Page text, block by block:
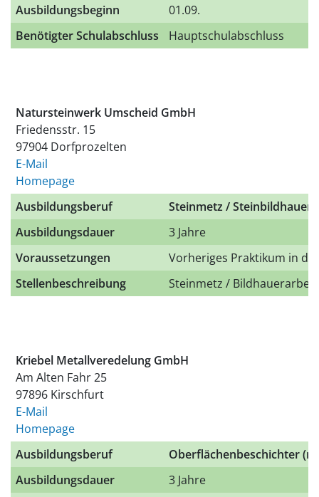
Ausbildungsbeginn
01.09.
Benötigter Schulabschluss
Hauptschulabschluss
Natursteinwerk Umscheid GmbH
Friedensstr. 15
97904 Dorfprozelten
E-Mail
Homepage
Ausbildungsberuf
Steinmetz / Steinbildhauer
Ausbildungsdauer
3 Jahre
Voraussetzungen
Vorheriges Praktikum in
Stellenbeschreibung
Steinmetz /
Kriebel Metallveredelung GmbH
Am Alten Fahr 25
97896 Kirschfurt
E-Mail
Homepage
Ausbildungsberuf
Oberflächenbeschichter
Ausbildungsdauer
3 Jahre